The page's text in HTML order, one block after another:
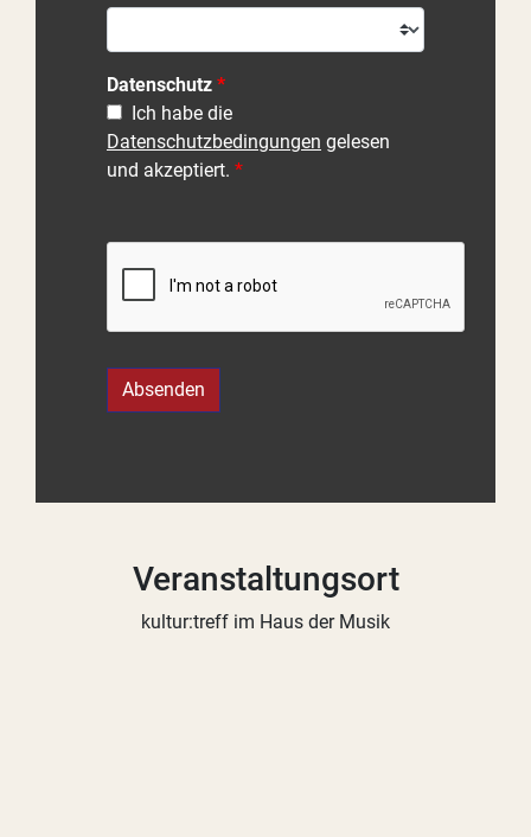
Datenschutz
Ich habe die
Datenschutzbedingungen gelesen
und akzeptiert.
Absenden
Veranstaltungsort
kultur:treff im Haus der Musik